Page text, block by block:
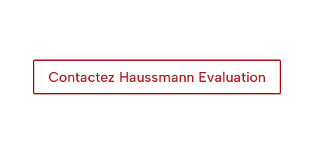
Contactez Haussmann Evaluation